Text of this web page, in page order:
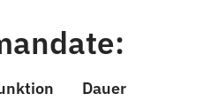
Dauer